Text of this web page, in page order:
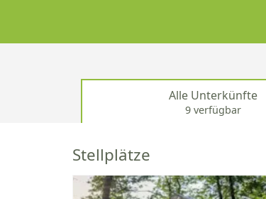
Alle Unterkünfte
9 verfügbar
Stellplätze